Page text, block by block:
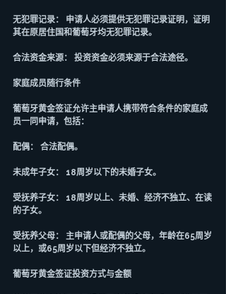
无犯罪记录： 申请人必须提供无犯罪记录证明，证明
其在原居住国和葡萄牙均无犯罪记录。
合法资金来源： 投资资金必须来源于合法途径。
家庭成员随行条件
葡萄牙黄金签证允许主申请人携带符合条件的家庭成
员一同申请，包括：
配偶： 合法配偶。
未成年子女： 18周岁以下的未婚子女。
受抚养子女： 18周岁以上、未婚、经济不独立、在读
的子女。
受抚养父母： 主申请人或配偶的父母，年龄在65周岁
以上，或65周岁以下但经济不独立。
葡萄牙黄金签证投资方式与金额